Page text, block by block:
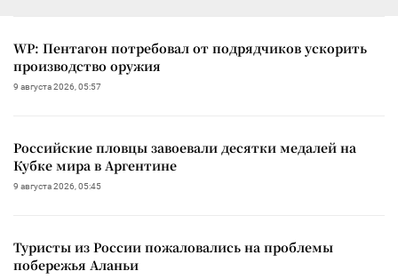
WP: Пентагон потребовал от подрядчиков ускорить
производство оружия
9 августа 2026, 05:57
Российские пловцы завоевали десятки медалей на
Кубке мира в Аргентине
9 августа 2026, 05:45
Туристы из России пожаловались на проблемы
побережья Аланьи